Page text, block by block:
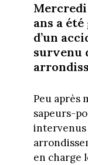
Mercredi
ans a
d’un
survenu
Peu après
sapeurs-
intervenus
en charge